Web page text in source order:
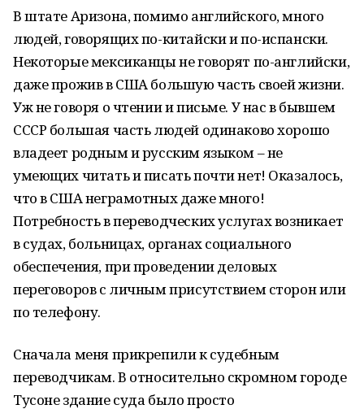
В штате Аризона, помимо английского, много
людей, говорящих по-китайски и по-испански.
Некоторые мексиканцы не говорят по-английски,
даже прожив в США большую часть своей жизни.
Уж не говоря о чтении и письме. У нас в бывшем
СССР большая часть людей одинаково хорошо
владеет родным и русским языком – не
умеющих читать и писать почти нет! Оказалось,
что в США неграмотных даже много!
Потребность в переводческих услугах возникает
в судах, больницах, органах социального
обеспечения, при проведении деловых
переговоров с личным присутствием сторон или
по телефону.
Сначала меня прикрепили к судебным
переводчикам. В относительно скромном городе
Тусоне здание суда было просто